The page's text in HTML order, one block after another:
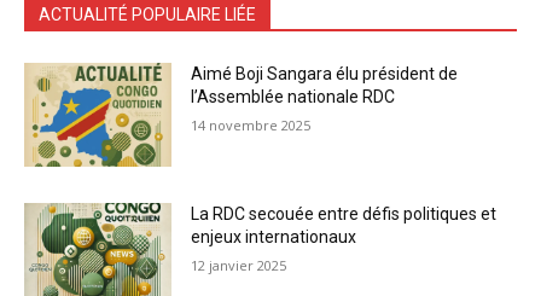
ACTUALITÉ POPULAIRE LIÉE
Aimé Boji Sangara élu président de
l’Assemblée nationale RDC
14 novembre 2025
La RDC secouée entre défis politiques et
enjeux internationaux
12 janvier 2025